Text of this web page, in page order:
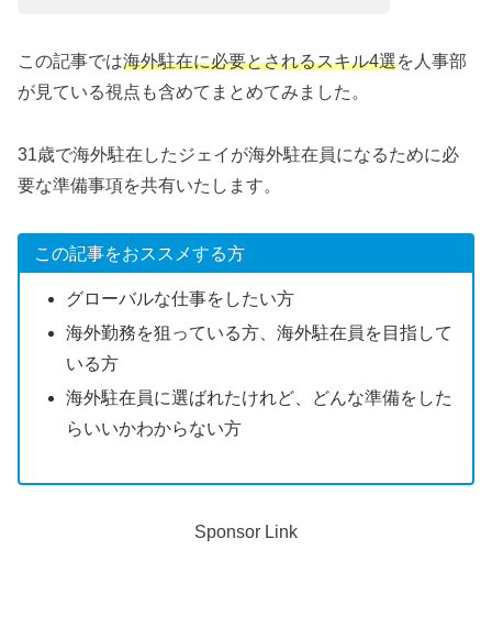
この記事では海外駐在に必要とされるスキル4選を人事部
が見ている視点も含めてまとめてみました。
31歳で海外駐在したジェイが海外駐在員になるために必
要な準備事項を共有いたします。
この記事をおススメする方
グローバルな仕事をしたい方
海外勤務を狙っている方、海外駐在員を目指して
いる方
海外駐在員に選ばれたけれど、どんな準備をした
らいいかわからない方
Sponsor Link